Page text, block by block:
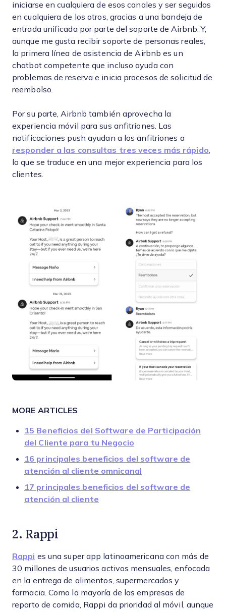
iniciarse en cualquiera de esos canales y ser seguidos
en cualquiera de los otros, gracias a una bandeja de
entrada unificada por parte del soporte de Airbnb. Y,
aunque me gusta recibir soporte de personas reales,
la primera línea de asistencia de Airbnb es un
chatbot competente que incluso ayuda con
problemas de reserva e inicia procesos de solicitud de
reembolso.
Por su parte, Airbnb también aprovecha la
experiencia móvil para sus anfitriones. Las
notificaciones push ayudan a los anfitriones a
responder a las consultas tres veces más rápido
lo que se traduce en una mejor experiencia para los
clientes.
MORE ARTICLES
15 Beneficios del Software de Participación
del Cliente para tu Negocio
16 principales beneficios del software de
atención al cliente omnicanal
17 principales beneficios del software de
atención al cliente
2. Rappi
Rappi es una super app latinoamericana con más de
30 millones de usuarios activos mensuales, enfocada
en la entrega de alimentos, supermercados y
farmacia. Como la mayoría de las empresas de
reparto de comida, Rappi da prioridad al móvil, aunque